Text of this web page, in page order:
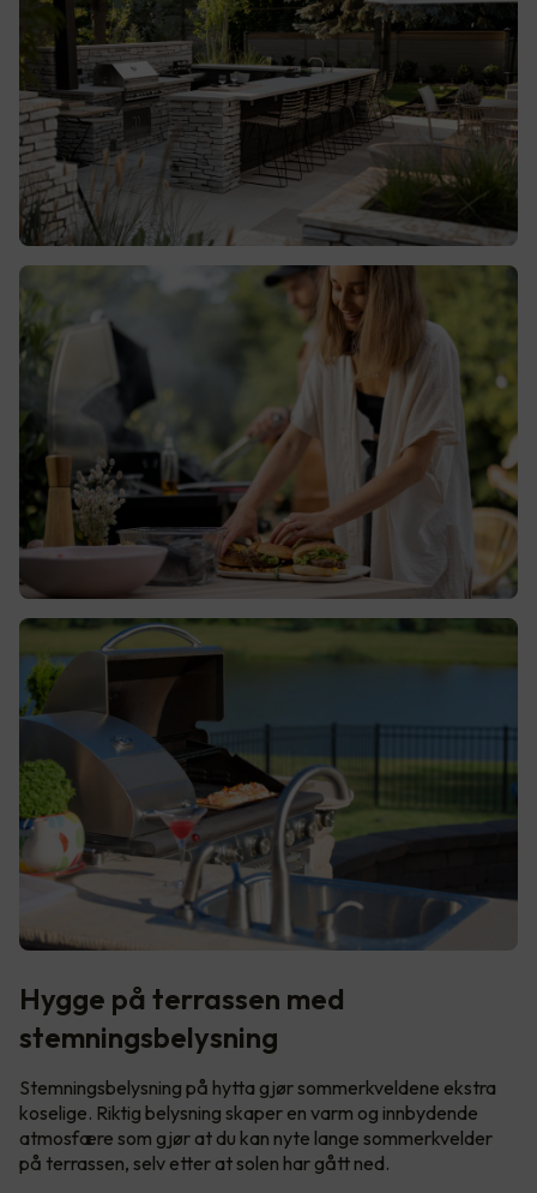
Hygge på terrassen med
stemningsbelysning
Stemningsbelysning på hytta gjør sommerkveldene ekstra
koselige. Riktig belysning skaper en varm og innbydende
atmosfære som gjør at du kan nyte lange sommerkvelder
på terrassen, selv etter at solen har gått ned.